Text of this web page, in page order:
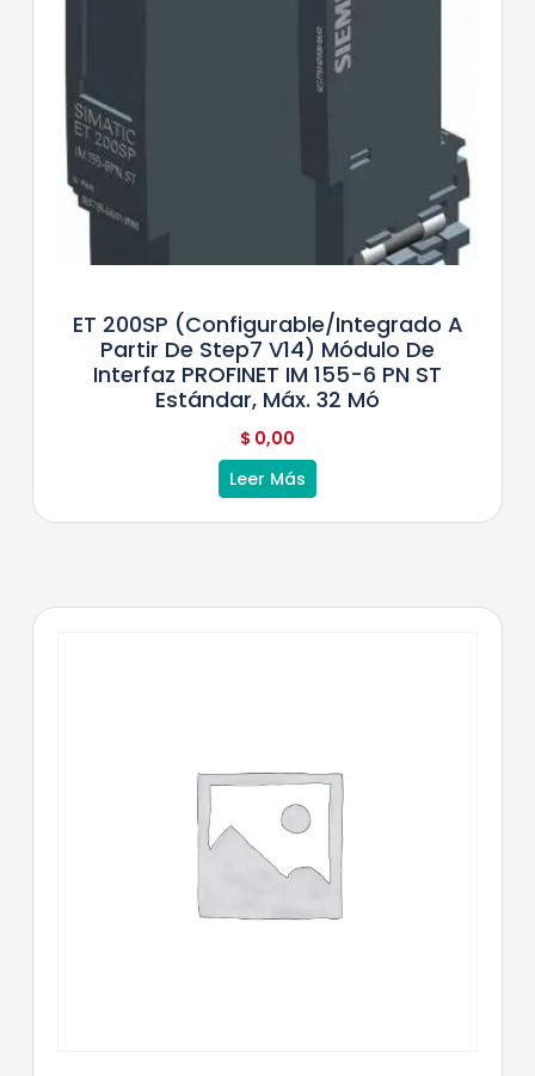
ET 200SP (configurable/integrado A
Partir De Step7 V14) Módulo De
Interfaz PROFINET IM 155-6 PN ST
Estándar, Máx. 32 Mó
$ 0,00
Leer Más